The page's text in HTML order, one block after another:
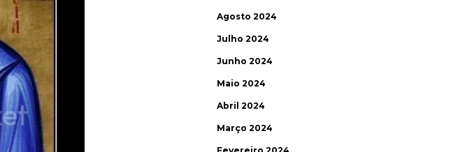
Agosto 2024
Julho 2024
Junho 2024
Maio 2024
Abril 2024
Março 2024